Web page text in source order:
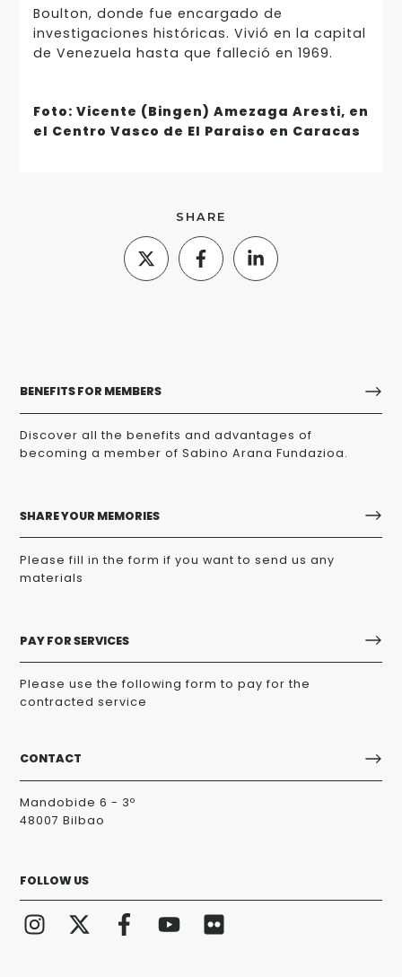
Boulton, donde fue encargado de
investigaciones históricas. Vivió en la capital
de Venezuela hasta que falleció en 1969.
Foto: Vicente (Bingen) Amezaga Aresti, en
el Centro Vasco de El Paraiso en Caracas
SHARE
BENEFITS FOR MEMBERS
Discover all the benefits and advantages of
becoming a member of Sabino Arana Fundazioa.
SHARE YOUR MEMORIES
Please fill in the form if you want to send us any
materials
PAY FOR SERVICES
Please use the following form to pay for the
contracted service
CONTACT
Mandobide 6 - 3º
48007 Bilbao
FOLLOW US